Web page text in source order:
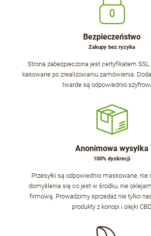
Bezpieczeństwo
Zakupy bez ryzyka
Strona zabezpieczona jest certyfikatem
kasowane po zrealizowaniu zamówienia.
twarde są odpowiednio
Anonimowa wysyłka
100% dyskrecji
Przesyłki są odpowiednio maskowane,
domyślenia się co jest w środku, nie
firmową. Prowadzimy sprzedaż nie tylko
produkty z konopi i olejki CBD